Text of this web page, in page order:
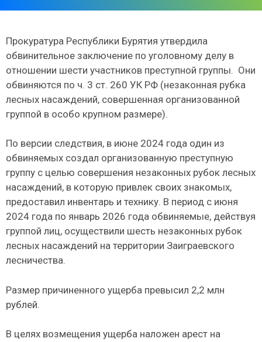
Прокуратура Республики Бурятия утвердила
обвинительное заключение по уголовному делу в
отношении шести участников преступной группы. Они
обвиняются по ч. 3 ст. 260 УК РФ (незаконная рубка
лесных насаждений, совершенная организованной
группой в особо крупном размере).
По версии следствия, в июне 2024 года один из
обвиняемых создал организованную преступную
группу с целью совершения незаконных рубок лесных
насаждений, в которую привлек своих знакомых,
предоставил инвентарь и технику. В период с июня
2024 года по январь 2026 года обвиняемые, действуя
группой лиц, осуществили шесть незаконных рубок
лесных насаждений на территории Заиграевского
лесничества.
Размер причиненного ущерба превысил 2,2 млн
рублей.
В целях возмещения ущерба наложен арест на